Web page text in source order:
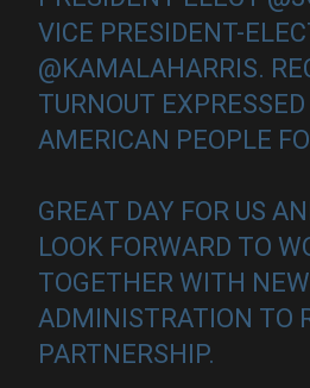
VICE PRESIDENT-
@KAMALAHARRIS.
TURNOUT
AMERICAN PEOPLE
GREAT DAY FOR US
LOOK FORWARD TO
TOGETHER WITH NEW
ADMINISTRATION TO
PARTNERSHIP.